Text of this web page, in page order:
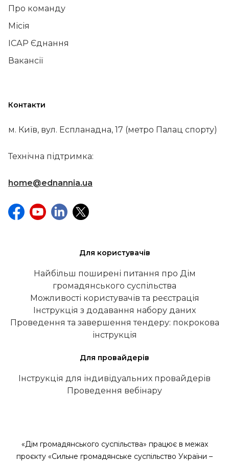
Про команду
Місія
ІСАР Єднання
Вакансії
Контакти
м. Київ, вул. Еспланадна, 17 (метро Палац спорту)
Технічна підтримка:
home@ednannia.ua
Для користувачів
Найбільш поширені питання про Дім
громадянського суспільства
Можливості користувачів та реєстрація
Інструкція з додавання набору даних
Проведення та завершення тендеру: покрокова
інструкція
Для провайдерів
Інструкція для індивідуальних провайдерів
Проведення вебінару
«Дім громадянського суспільства» працює в межах
проєкту «Сильне громадянське суспільство України –